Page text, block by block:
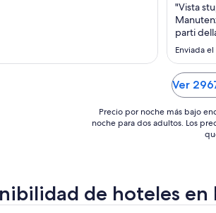
"Vista
parti
ottima
Enviada
Ver
Precio por noche más bajo
noche para dos adultos. Los
de hoteles en